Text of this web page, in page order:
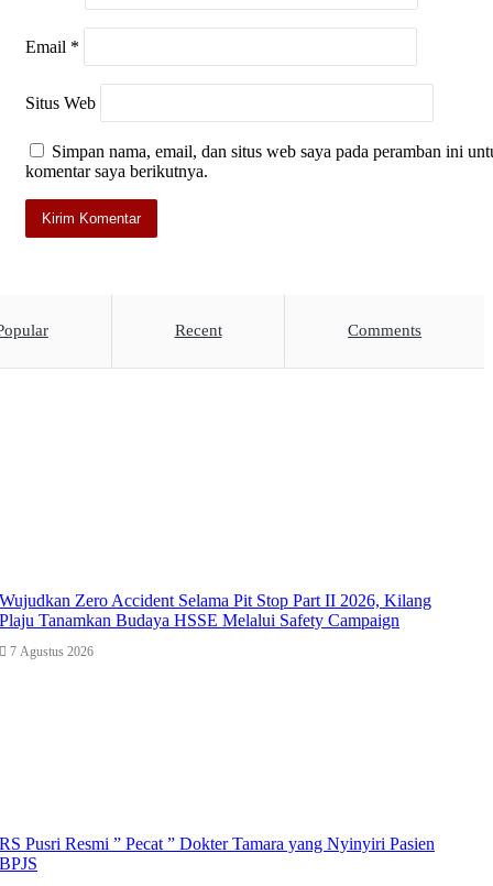
Email *
Situs Web
Simpan nama, email, dan situs web saya pada peramban ini
komentar saya berikutnya.
Recent Comments
Wujudkan Zero Accident Selama Pit Stop Part II 2026, Kilang
Plaju Tanamkan Budaya HSSE Melalui Safety Campaign
7 Agustus 2026
RS Pusri Resmi ” Pecat ” Dokter Tamara yang Nyinyiri Pasien
BPJS